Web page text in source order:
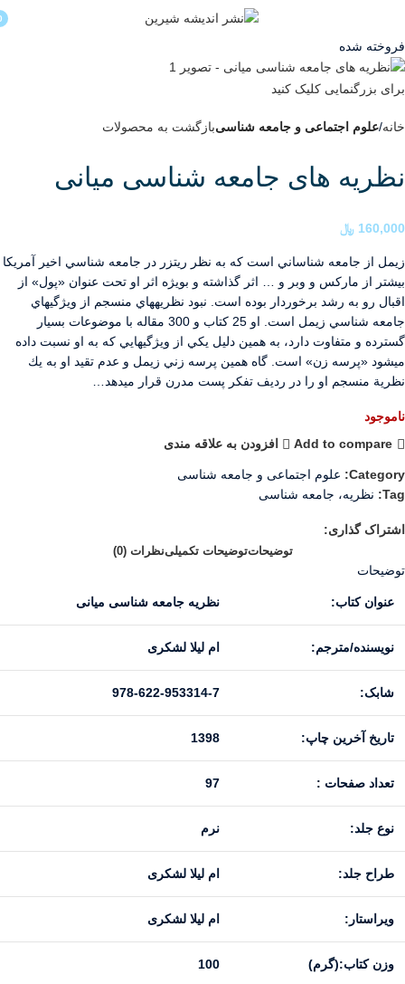
فروخته شده
برای بزرگنمایی کلیک کنید
خانه علوم اجتماعی و جامعه شناسیبازگشت به محصولات
نظریه های جامعه شناسی میانی
160,000 ﷼
زيمل از جامعه شناساني است كه به نظر ريتزر در جامعه شناسي اخير آمريكا
بيشتر از ماركس و وبر و … اثر گذاشته و بويژه اثر او تحت عنوان «پول» از
اقبال رو به رشد برخوردار بوده است. نبود نظريه­هاي منسجم از ويژگي­هاي
جامعه شناسي زيمل است. او 25 كتاب و 300 مقاله با موضوعات بسيار
گسترده و متفاوت دارد، به همين دليل يكي از ويژگي­هايي كه به او نسبت داده
مي­شود «پرسه زن» است. گاه همين پرسه زني زيمل و عدم تقيد او به يك
نظرية منسجم او را در رديف تفكر پست مدرن قرار مي­دهد…
ناموجود
Add to compare
افزودن به علاقه مندی
Category:
علوم اجتماعی و جامعه شناسی
Tag:
نظریه، جامعه شناسی
اشتراک گذاری:
توضیحاتتوضیحات تکمیلینظرات (0)
توضیحات
عنوان کتاب: نظریه جامعه شناسی میانی
نویسنده/مترجم: ام لیلا لشکری
شابک: 978-622-953314-7
تاریخ آخرین چاپ: 1398
تعداد صفحات : 97
نوع جلد: نرم
طراح جلد: ام لیلا لشکری
ویراستار: ام لیلا لشکری
وزن کتاب:(گرم) 100